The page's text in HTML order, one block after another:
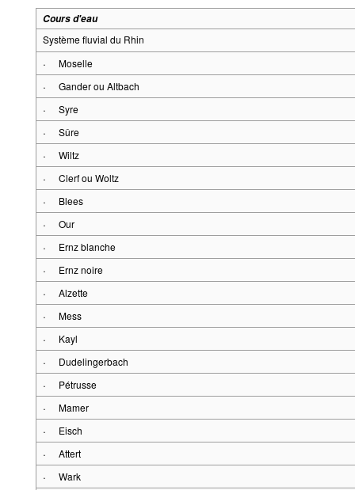
Cours d'eau
Système fluvial du Rhin
· Moselle
· Gander ou Altbach
· Syre
· Sûre
· Wiltz
· Clerf ou Woltz
· Blees
· Our
· Ernz blanche
· Ernz noire
· Alzette
· Mess
· Kayl
· Dudelingerbach
· Pétrusse
· Mamer
· Eisch
· Attert
·
Wark